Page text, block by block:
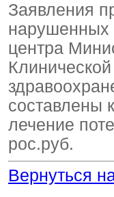
Заявления
нарушенных
центра
составлены
лечение
рос.руб.
Вернуться